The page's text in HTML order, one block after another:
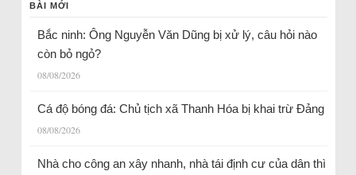
BÀI MỚI
Bắc ninh: Ông Nguyễn Văn Dũng bị xử lý, câu hỏi nào
còn bỏ ngỏ?
08/08/2026
Cá độ bóng đá: Chủ tịch xã Thanh Hóa bị khai trừ Đảng
08/08/2026
Nhà cho công an xây nhanh, nhà tái định cư của dân thì